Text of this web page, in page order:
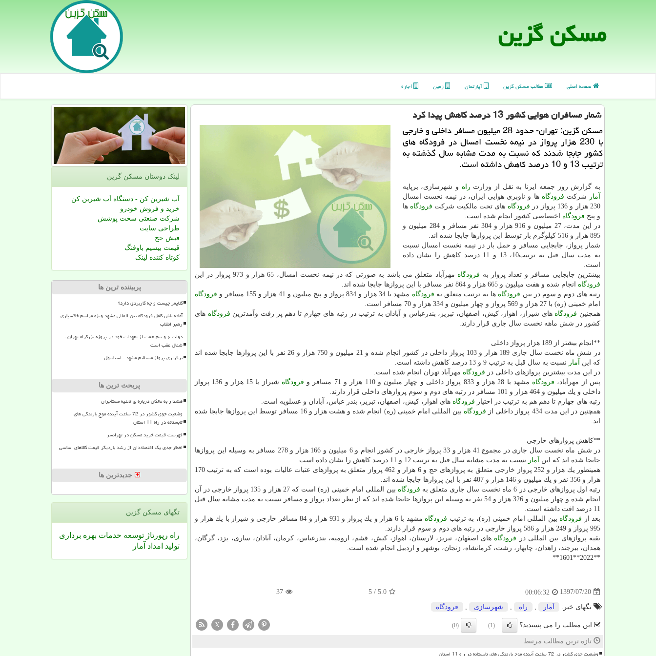
مسكن گزین
صفحه اصلی مطالب مسكن گزین آپارتمان زمین اجاره
شمار مسافران هوایی كشور 13 درصد كاهش پیدا كرد
مسكن گزین: تهران- حدود 28 میلیون مسافر داخلی و خارجی
با 230 هزار پرواز در نیمه نخست امسال در فرودگاه های
كشور جابجا شدند كه نسبت به مدت مشابه سال گذشته به
ترتیب 13 و 10 درصد كاهش داشته است.
به گزارش روز جمعه ایرنا به نقل از وزارت راه و شهرسازی، برپایه
آمار
شركت فرودگاه ها و ناوبری هوایی ایران، در نیمه نخست امسال
230 هزار و 136 پرواز در
فرودگاه های تحت مالكیت شركت فرودگاه ها
و پنج فرودگاه اختصاصی كشور انجام شده است.
در این مدت، 27 میلیون و 916 هزار و 304 نفر مسافر و 284 میلیون و
895 هزار و 516 كیلوگرم بار توسط این پروازها جابجا شده اند.
شمار پرواز، جابجایی مسافر و حمل بار در نیمه نخست امسال نسبت
به مدت سال قبل به ترتیب10، 13 و 11 درصد كاهش را نشان داده
است.
بیشترین جابجایی مسافر و تعداد پرواز به فرودگاه مهرآباد متعلق می باشد به صورتی كه در نیمه نخست امسال، 65 هزار و 973 پرواز در این
فرودگاه انجام شده و هفت میلیون و 665 هزار و 864 نفر مسافر با این پروازها جابجا شده اند.
رتبه های دوم و سوم در بین فرودگاه ها به ترتیب متعلق به فرودگاه مشهد با 34 هزار و 834 پرواز و پنج میلیون و 41 هزار و 155 مسافر و
فرودگاه
امام خمینی (ره) با 27 هزار و 569 پرواز و چهار میلیون و 334 هزار و 70 مسافر است.
همچنین فرودگاه های شیراز، اهواز، كیش، اصفهان، تبریز، بندرعباس و آبادان به ترتیب در رتبه های چهارم تا دهم پر رفت وآمدترین فرودگاه های
كشور در شش ماهه نخست سال جاری قرار دارند.
**انجام بیشتر از 189 هزار پرواز داخلی
در شش ماه نخست سال جاری 189 هزار و 103 پرواز داخلی در كشور انجام شده و 21 میلیون و 750 هزار و 26 نفر با این پروازها جابجا شده اند
كه این
آمار نسبت به سال قبل به ترتیب 9 و 13 درصد كاهش داشته است.
در این مدت بیشترین پروازهای داخلی در فرودگاه مهرآباد تهران انجام شده است.
پس از مهرآباد، فرودگاه مشهد با 28 هزار و 833 پرواز داخلی و چهار میلیون و 110 هزار و 71 مسافر و فرودگاه
شیراز با 15 هزار و 136 پرواز
داخلی و یك میلیون و 464 هزار و 101 مسافر در رتبه های دوم و سوم پروازهای داخلی قرار دارند.
رتبه های چهارم تا دهم هم به ترتیب در اختیار فرودگاه های اهواز، كیش، اصفهان، تبریز، بندر عباس، آبادان و عسلویه است.
همچنین در این مدت 434 پرواز داخلی از
فرودگاه
بین المللی امام خمینی (ره) انجام شده و هشت هزار و 16 مسافر توسط این پروازها جابجا شده
اند.
**كاهش پروازهای خارجی
در شش ماه نخست سال جاری در مجموع 41 هزار و 33 پرواز خارجی در كشور انجام و 6 میلیون و 166 هزار و 278 مسافر به وسیله این پروازها
جابجا شده اند كه این
آمار نسبت به مدت مشابه سال قبل به ترتیب 12 و 11 درصد كاهش را نشان داده است.
همینطور یك هزار و 252 پرواز خارجی متعلق به پروازهای حج و 6 هزار و 462 پرواز متعلق به پروازهای عتبات عالیات بوده است كه به ترتیب 170
هزار و 356 نفر و یك میلیون و 146 هزار و 407 نفر با این پروازها جابجا شده اند.
رتبه اول پروازهای خارجی در 6 ماه نخست سال جاری متعلق به
فرودگاه
بین المللی امام خمینی (ره) است كه 27 هزار و 135 پرواز خارجی در آن
انجام شده و چهار میلیون و 326 هزار و 54 نفر به وسیله این پروازها جابجا شده اند كه از نظر تعداد پرواز و مسافر نسبت به مدت مشابه سال قبل
11 درصد افت داشته است.
بعد از فرودگاه بین المللی امام خمینی (ره)، به ترتیب فرودگاه
مشهد با 6 هزار و یك پرواز و 931 هزار و 84 مسافر خارجی و شیراز با یك هزار و
995 پرواز و 249 هزار و 586 پرواز خارجی در رتبه های دوم و سوم قرار دارند.
بقیه پروازهای بین المللی در فرودگاه های اصفهان، تبریز، لارستان، اهواز، كیش، قشم، ارومیه، بندرعباس، كرمان، آبادان، ساری، یزد، گرگان،
همدان، بیرجند، زاهدان، چابهار، رشت، كرمانشاه، زنجان، بوشهر و اردبیل انجام شده است.
**2022**1601**
1397/07/20
00:06:32
5.0
/ 5
37
تگهای خبر: آمار راه شهرسازی فرودگاه
این مطلب را می پسندید؟ (1)
(0)
X
تازه ترین مطالب مرتبط
وضعیت جوی کشور در 72 ساعت آینده موج بارندگی های تابستانه در راه 11 استان
لینک دوستان مسكن گزین
آب شیرین کن - دستگاه آب شیرین کن
خرید و فروش خودرو
شرکت صنعتی سخت پوشش
طراحی سایت
فیش حج
قیمت بیسیم باوفنگ
کوتاه کننده لینک
پربیننده ترین ها
کلایمر چیست و چه کاربردی دارد؟
آماده باش کامل فرودگاه بین المللی مشهد ویژه مراسم خاکسپاری
رهبر انقلاب
دولت ۶ و نیم همت از تعهدات خود در پروژه بزرگراه تهران -
شمال عقب است
برقراری پرواز مستقیم مشهد - استانبول
پربحث ترین ها
هشدار به مالکان درباره ی تخلیه مستأجران
وضعیت جوی کشور در 72 ساعت آینده موج بارندگی های
تابستانه در راه 11 استان
فهرست قیمت خرید مسکن در تهرانسر
اخطار جدی یک اقتصاددان از رشد باردیگر قیمت کالاهای اساسی
جدیدترین ها
تگهای مسكن گزین
راه رپورتاژ توسعه خدمات بهره برداری
تولید امداد آمار